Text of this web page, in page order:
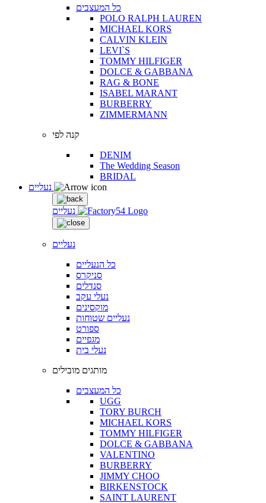
כל המעצבים
POLO RALPH LAUREN
MICHAEL KORS
CALVIN KLEIN
LEVI`S
TOMMY HILFIGER
DOLCE & GABBANA
RAG & BONE
ISABEL MARANT
BURBERRY
ZIMMERMANN
קנה לפי
DENIM
The Wedding Season
BRIDAL
נעליים
נעליים
כל הנעליים
סניקרס
סנדלים
נעלי עקב
מוקסינים
נעליים שטוחות
ספורט
מגפיים
נעלי בית
מותגים מובילים
כל המעצבים
UGG
TORY BURCH
MICHAEL KORS
TOMMY HILFIGER
DOLCE & GABBANA
VALENTINO
BURBERRY
JIMMY CHOO
BIRKENSTOCK
SAINT LAURENT